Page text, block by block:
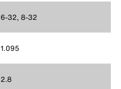
6-32, 8-32
1.095
2.8